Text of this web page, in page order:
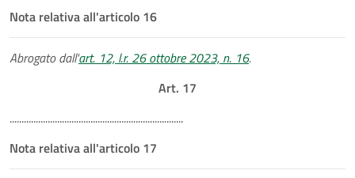
Nota relativa all'articolo 16
Abrogato dall'art. 12, l.r. 26 ottobre 2023, n. 16.
Art. 17
.........................................................................
Nota relativa all'articolo 17